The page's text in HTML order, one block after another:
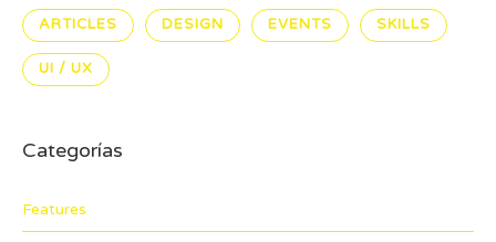
ARTICLES DESIGN EVENTS SKILLS
UI / UX
Categorías
Features